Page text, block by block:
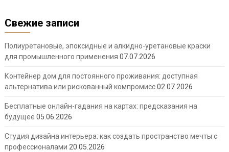
Свежие записи
Полиуретановые, эпоксидные и алкидно-уретановые краски
для промышленного применения 07.07.2026
Контейнер дом для постоянного проживания: доступная
альтернатива или рискованный компромисс02.07.2026
Бесплатные онлайн-гадания на картах: предсказания на
будущее 05.06.2026
Студия дизайна интерьера: как создать пространство мечты с
профессионалами 20.05.2026